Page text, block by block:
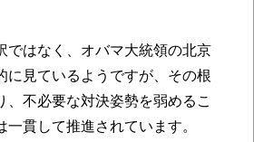
はなく、オバマ大統領の北京
に見ているようですが、その根
不必要な対決姿勢を弱めるこ
貫して推進されています。